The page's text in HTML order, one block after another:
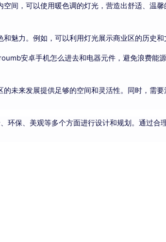
，可以使用暖色调的灯光，营造出舒适、温
力。例如，可以利用灯光展示商业区的历史和
安卓手机怎么进去和电器元件，避免浪费能
未来发展提供足够的空间和灵活性。同时，
保、美观等多个方面进行设计和规划。通过合